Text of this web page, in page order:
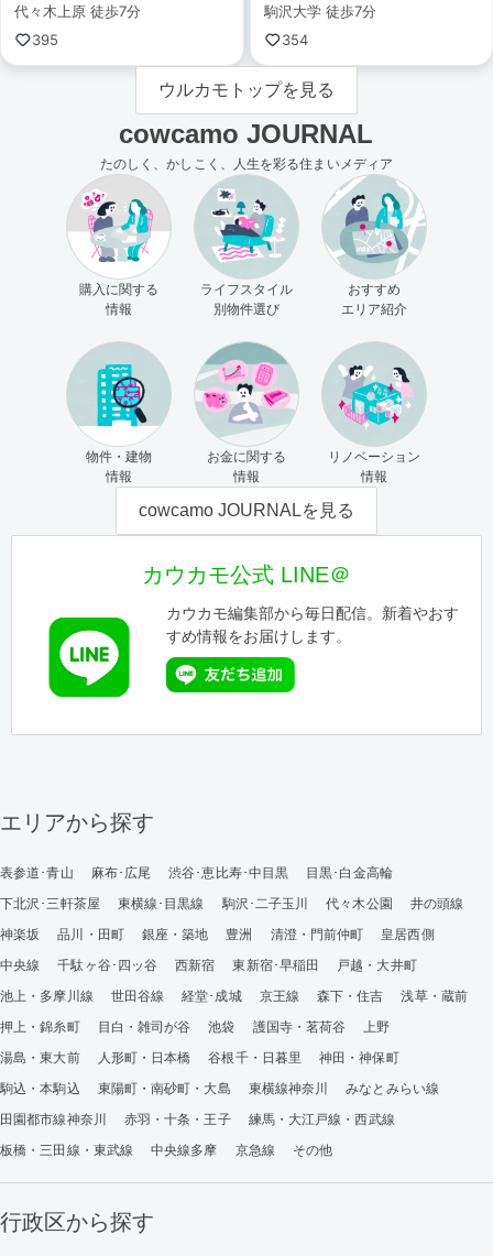
代々木上原 徒歩7分
395
駒沢大学 徒歩7分
354
ウルカモトップを見る
cowcamo JOURNAL
たのしく、かしこく、人生を彩る住まいメディア
購入に関する
情報
ライフスタイル
別物件選び
おすすめ
エリア紹介
物件・建物
情報
お金に関する
情報
リノベーション
情報
cowcamo JOURNALを見る
カウカモ公式 LINE＠
カウカモ編集部から毎日配信。新着やおす
すめ情報をお届けします。
エリアから探す
表参道･青山 麻布･広尾 渋谷･恵比寿･中目黒
目黒･白金高輪
下北沢･三軒茶屋
東横線･目黒線 駒沢･二子玉川 代々木公園
井の頭線
神楽坂
品川・田町 銀座・築地 豊洲 清澄・門前仲町
皇居西側
中央線
千駄ヶ谷･四ッ谷 西新宿 東新宿･早稲田
戸越・大井町
池上・多摩川線
世田谷線 経堂･成城 京王線 森下・住吉
浅草・蔵前
押上・錦糸町
目白・雑司が谷 池袋 護国寺・茗荷谷
上野
湯島・東大前
人形町・日本橋 谷根千・日暮里
神田・神保町
駒込・本駒込
東陽町・南砂町・大島 東横線神奈川
みなとみらい線
田園都市線神奈川
赤羽・十条・王子
練馬・大江戸線・西武線
板橋・三田線・東武線
中央線多摩 京急線 その他
行政区から探す